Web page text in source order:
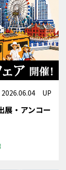
2026.06.04 UP
展・アンコー